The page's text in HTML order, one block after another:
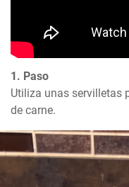
1. Paso
Utiliza unas servilletas
de carne.